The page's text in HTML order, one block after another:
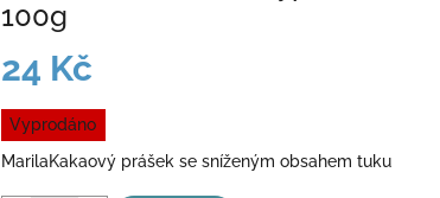
100g
24 Kč
Měrná
cena:
Vyprodáno
MarilaKakaový prášek se sníženým obsahem tuku